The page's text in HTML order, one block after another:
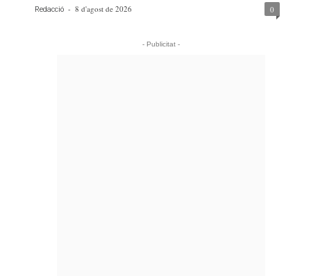
Redacció - 8 d'agost de 2026 0
- Publicitat -